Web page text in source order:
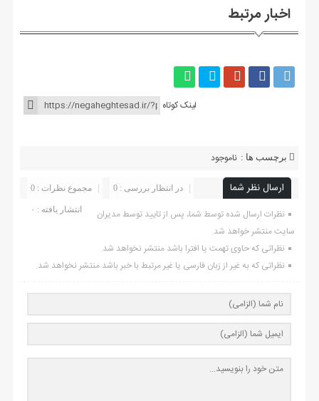
اخبار مرتبط
لینک کوتاه
برچسب ها : ناموجود
ارسال نظر شما مجموع نظرات : 0 در انتظار بررسی : 0
انتشار یافته : ۰
نظرات ارسال شده توسط شما، پس از تایید توسط مدیران
سایت منتشر خواهد شد.
نظراتی که حاوی تهمت یا افترا باشد منتشر نخواهد شد.
نظراتی که به غیر از زبان فارسی یا غیر مرتبط با خبر باشد منتشر نخواهد شد.